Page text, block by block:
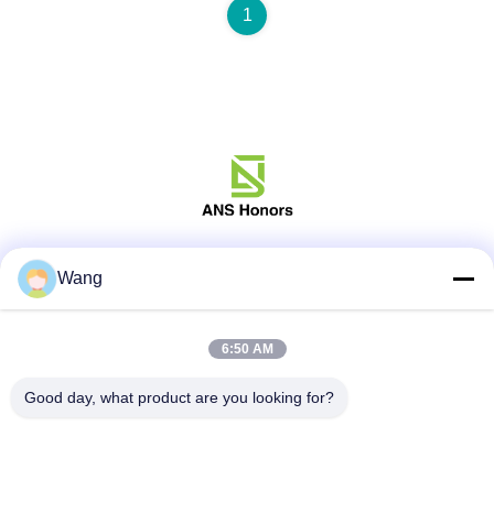
1
Wang
6:50 AM
Good day, what product are you looking for?